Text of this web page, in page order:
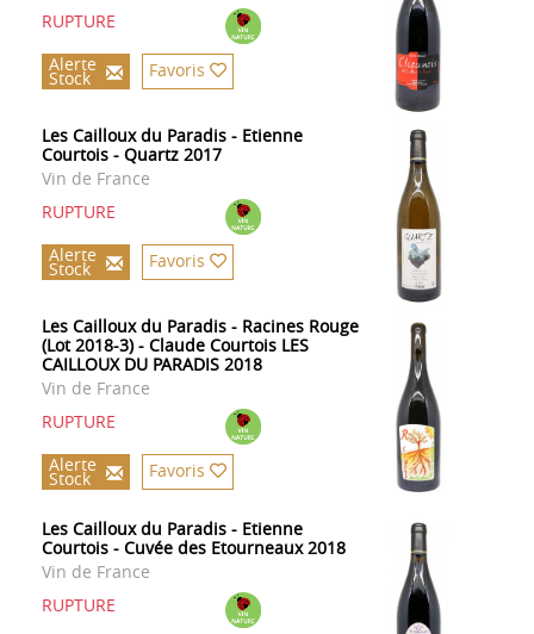
RUPTURE
Alerte
Stock Favoris
Les Cailloux du Paradis - Etienne
Courtois - Quartz 2017
Vin de France
RUPTURE
Alerte
Stock Favoris
Les Cailloux du Paradis - Racines Rouge
(Lot 2018-3) - Claude Courtois LES
CAILLOUX DU PARADIS 2018
Vin de France
RUPTURE
Alerte
Stock Favoris
Les Cailloux du Paradis - Etienne
Courtois - Cuvée des Etourneaux 2018
Vin de France
RUPTURE